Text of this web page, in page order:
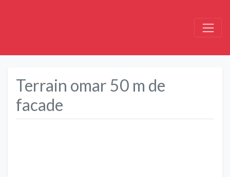
Terrain omar 50 m de
facade